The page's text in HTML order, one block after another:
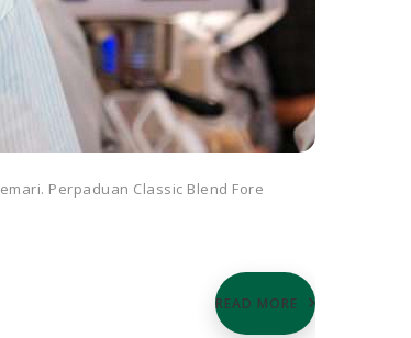
Perpaduan Classic Blend Fore
READ MORE